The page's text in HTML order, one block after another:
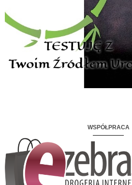
WSPÓŁPRACA